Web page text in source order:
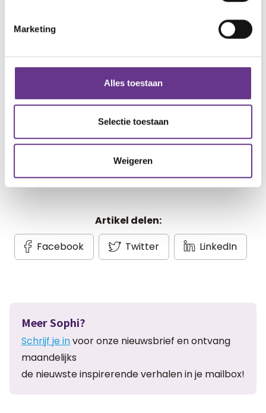
Marketing
Alles toestaan
Selectie toestaan
Weigeren
Alle reacties lezen?
Log inen lees reacties van anderen. Stel vragen
aan de redactie, geef likes en praat mee over de
geschreven blogs en artikelen.
Gratis account aanmaken
Artikel delen:
Facebook
Twitter LinkedIn
Meer Sophi?
Schrijf je invoor onze nieuwsbrief en ontvang
maandelijks
de nieuwste inspirerende verhalen in je mailbox!